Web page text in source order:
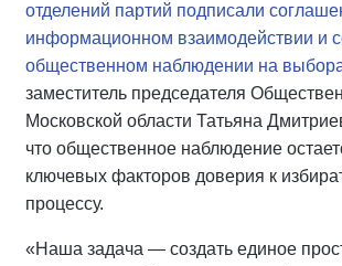
отделений партий подписали
информационном взаимодействии и
общественном наблюдении на
заместитель председателя
Московской области Татьяна
что общественное наблюдение
ключевых факторов доверия к
процессу.
«Наша задача — создать единое